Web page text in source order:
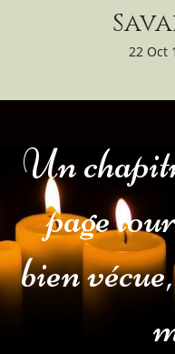
22 Oct
Un
page
bien